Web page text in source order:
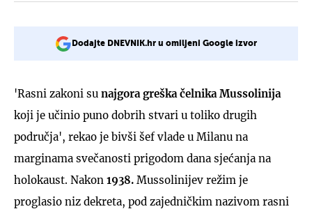
Dodajte DNEVNIK.hr u omiljeni Google izvor
'Rasni zakoni su najgora greška čelnika Mussolinija
koji je učinio puno dobrih stvari u toliko drugih
područja', rekao je bivši šef vlade u Milanu na
marginama svečanosti prigodom dana sjećanja na
holokaust. Nakon 1938. Mussolinijev režim je
proglasio niz dekreta, pod zajedničkim nazivom rasni